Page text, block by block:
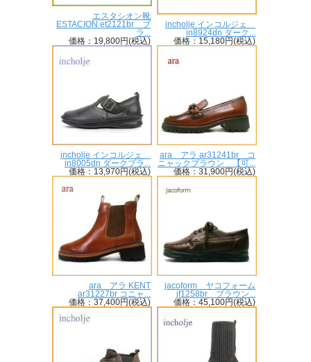
エスタシオン靴
ESTACION et2121br ブ
ラ...
価格：19,800円(税込)
incholje インコルジェ
in8924dn ダーク...
価格：15,180円(税込)
incholje インコルジェ
in8005dn ダークブラ...
価格：13,970円(税込)
ara アラ ar31241br コ
ニャックブラウン 【可...
価格：31,900円(税込)
ara アラ KENT
ar31227br コニャ...
価格：37,400円(税込)
jacoform ヤコフォーム
jf1258br ブラウン...
価格：45,100円(税込)